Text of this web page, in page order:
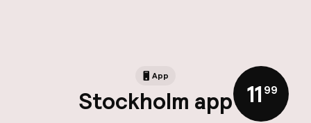
App
Stockholm app 11 ,99